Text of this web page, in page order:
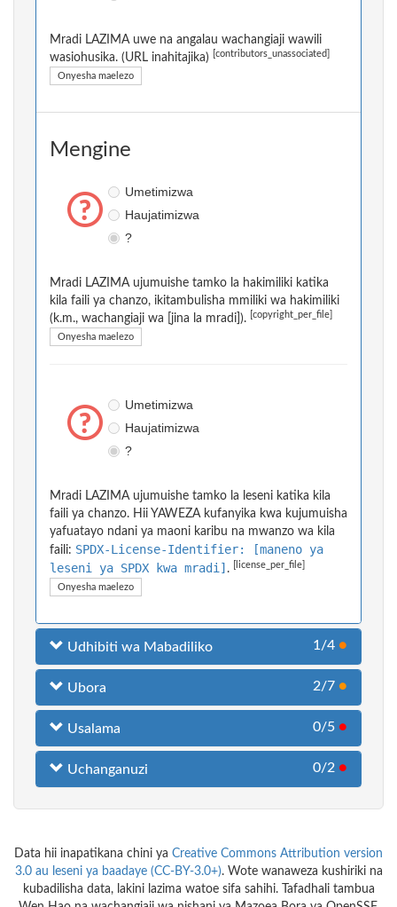
Mradi LAZIMA uwe na angalau wachangiaji wawili
wasiohusika. (URL inahitajika)
[contributors_unassociated]
Onyesha maelezo
Mengine
Umetimizwa
Haujatimizwa
?
Mradi LAZIMA ujumuishe tamko la hakimiliki katika
kila faili ya chanzo, ikitambulisha mmiliki wa hakimiliki
(k.m., wachangiaji wa [jina la mradi]).
[copyright_per_file]
Onyesha maelezo
Umetimizwa
Haujatimizwa
?
Mradi LAZIMA ujumuishe tamko la leseni katika kila
faili ya chanzo. Hii YAWEZA kufanyika kwa kujumuisha
yafuatayo ndani ya maoni karibu na mwanzo wa kila
faili: SPDX-License-Identifier: [maneno ya
leseni ya SPDX kwa mradi] . [license_per_file]
Onyesha maelezo
Udhibiti wa Mabadiliko 1/4 ●
Ubora 2/7 ●
Usalama 0/5 ●
Uchanganuzi 0/2 ●
Data hii inapatikana chini ya Creative Commons Attribution version
3.0 au leseni ya baadaye (CC-BY-3.0+). Wote wanaweza kushiriki na
kubadilisha data, lakini lazima watoe sifa sahihi. Tafadhali tambua